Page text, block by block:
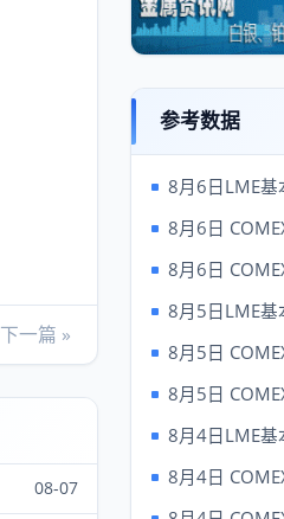
下一篇 »
08-07
白银
钯
品种
成交
参考数据
8月6日LME基
8月6日
8月6日
8月5日LME基
8月5日
8月5日
8月4日LME基
8月4日